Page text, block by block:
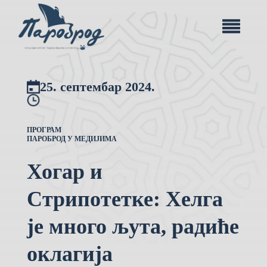
25. септембар 2024.
ПРОГРАМ
ПАРОБРОД У МЕДИЈИМА
Хогар и
Стрипотетке: Хелга
је много љута, радиће
оклагија